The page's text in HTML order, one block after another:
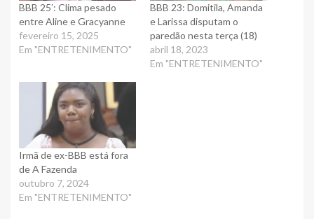
BBB 25′: Clima pesado
entre Aline e Gracyanne
fevereiro 15, 2025
Em "ENTRETENIMENTO"
BBB 23: Domitila, Amanda
e Larissa disputam o
paredão nesta terça (18)
abril 18, 2023
Em "ENTRETENIMENTO"
Irmã de ex-BBB está fora
de A Fazenda
outubro 7, 2024
Em "ENTRETENIMENTO"